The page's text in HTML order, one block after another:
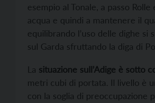
esempio al Tonale, a passo
acqua e quindi a mantenere il
equilibrando l’uso delle dighe
sul Garda sfruttando la diga di
La situazione sull’Adige è sotto
metri cubi di portata. Il livello è
con la soglia di preoccupazione